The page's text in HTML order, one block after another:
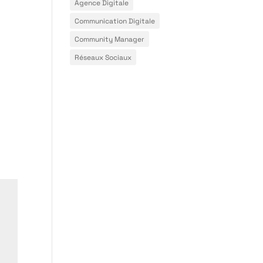
Agence Digitale
Communication Digitale
Community Manager
Réseaux Sociaux